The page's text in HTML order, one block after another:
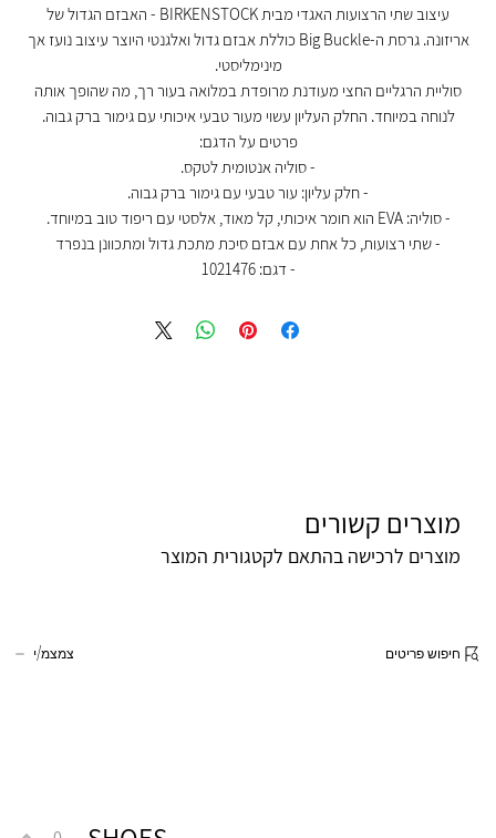
עיצוב שתי הרצועות האגדי מבית BIRKENSTOCK - האבזם הגדול של
אריזונה. גרסת ה-Big Buckle כוללת אבזם גדול ואלגנטי היוצר עיצוב נועז אך
מינימליסטי.
סוליית הרגליים החצי מעודנת מרופדת במלואה בעור רך, מה שהופך אותה
לנוחה במיוחד. החלק העליון עשוי מעור טבעי איכותי עם גימור ברק גבוה.
פרטים על הדגם:
- סוליה אנטומית לטקס.
- חלק עליון: עור טבעי עם גימור ברק גבוה.
- סוליה: EVA הוא חומר איכותי, קל מאוד, אלסטי עם ריפוד טוב במיוחד.
- שתי רצועות, כל אחת עם אבזם סיכת מתכת גדול ומתכוונן בנפרד
- דגם: 1021476
מוצרים קשורים
מוצרים לרכישה בהתאם לקטגורית המוצר
צמצמ/י חיפוש פריטים